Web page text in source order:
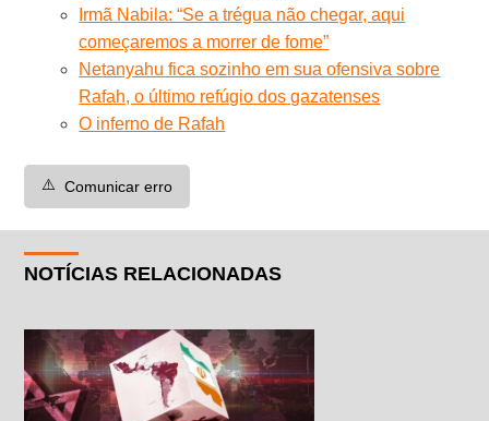
Irmã Nabila: “Se a trégua não chegar, aqui
começaremos a morrer de fome”
Netanyahu fica sozinho em sua ofensiva sobre
Rafah, o último refúgio dos gazatenses
O inferno de Rafah
⚠️ Comunicar erro
NOTÍCIAS RELACIONADAS